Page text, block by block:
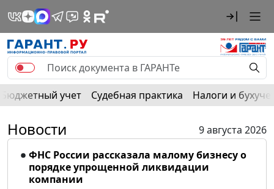
Бюджетный учет Судебная практика Налоги и
Новости
9 августа 2026
ФНС России рассказала малому бизнесу о
порядке упрощенной ликвидации
компании